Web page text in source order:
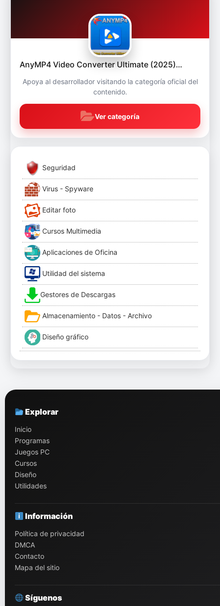
AnyMP4 Video Converter Ultimate (2025)…
Apoya al desarrollador visitando la categoría oficial del
contenido.
Ver categoría
Seguridad
Virus - Spyware
Editar foto
Cursos Multimedia
Aplicaciones de Oficina
Utilidad del sistema
Gestores de Descargas
Almacenamiento - Datos - Archivo
Diseño gráfico
Explorar
Inicio
Programas
Juegos PC
Cursos
Diseño
Utilidades
Información
Política de privacidad
DMCA
Contacto
Mapa del sitio
Síguenos